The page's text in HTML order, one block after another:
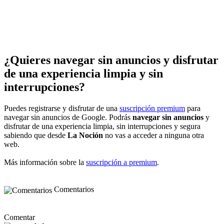
¿Quieres navegar sin anuncios y disfrutar
de una experiencia limpia y sin
interrupciones?
Puedes registrarse y disfrutar de una suscripción premium para
navegar sin anuncios de Google. Podrás navegar sin anuncios y
disfrutar de una experiencia limpia, sin interrupciones y segura
sabiendo que desde La Noción no vas a acceder a ninguna otra
web.
Más información sobre la suscripción a premium.
Comentarios
Comentar